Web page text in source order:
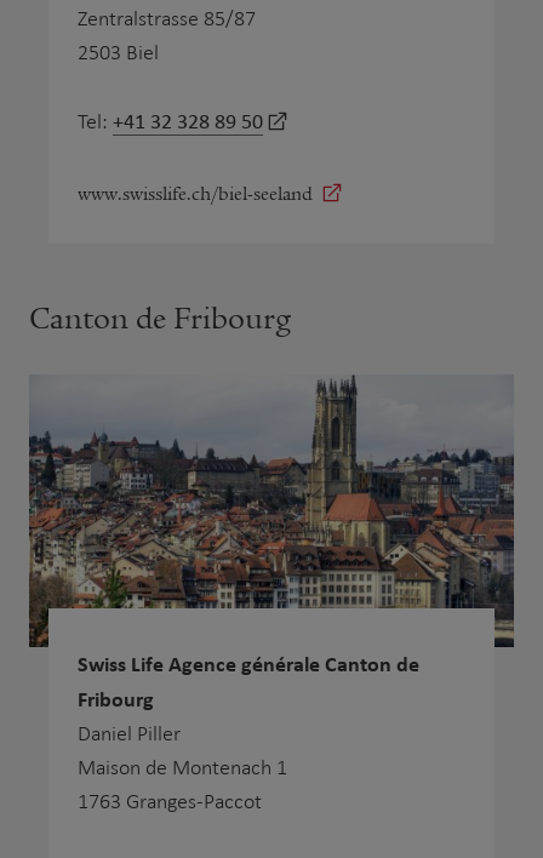
Zentralstrasse 85/87
2503 Biel
Tel: +41 32 328 89 50
www.swisslife.ch/biel-seeland
Canton de Fribourg
Swiss Life Agence générale Canton de
Fribourg
Daniel Piller
Maison de Montenach 1
1763 Granges-Paccot